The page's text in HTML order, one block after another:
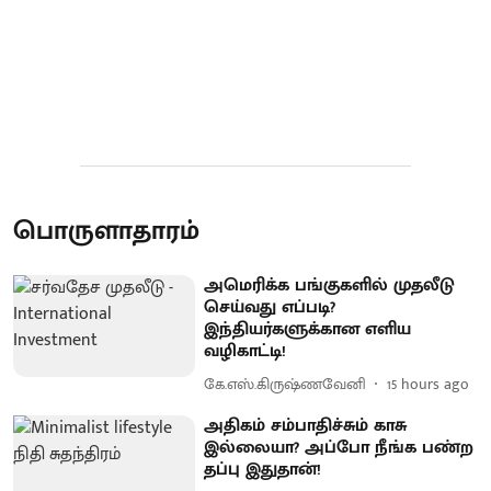
பொருளாதாரம்
அமெரிக்க பங்குகளில் முதலீடு
செய்வது எப்படி?
இந்தியர்களுக்கான எளிய
வழிகாட்டி!
கே.எஸ்.கிருஷ்ணவேனி 15 hours ago
அதிகம் சம்பாதிச்சும் காசு
இல்லையா? அப்போ நீங்க பண்ற
தப்பு இதுதான்!